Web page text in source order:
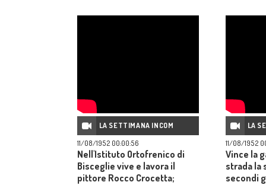
suoi progetti riguardanti
LA SETTIMANA INCOM
11/08/1952 00:00:56
Nell'Istituto Ortofrenico di
Bisceglie vive e lavora il
pittore Rocco Crocetta;
LA
11/08/1952
Vince la
strada la
secondi